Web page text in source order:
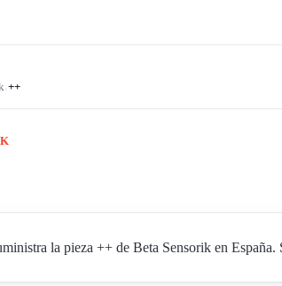
›++
la pieza ++ de Beta Sensorik en